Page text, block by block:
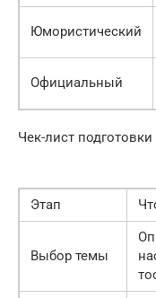
Юмористический
Официальный
Чек-лист
Этап
Выбор темы